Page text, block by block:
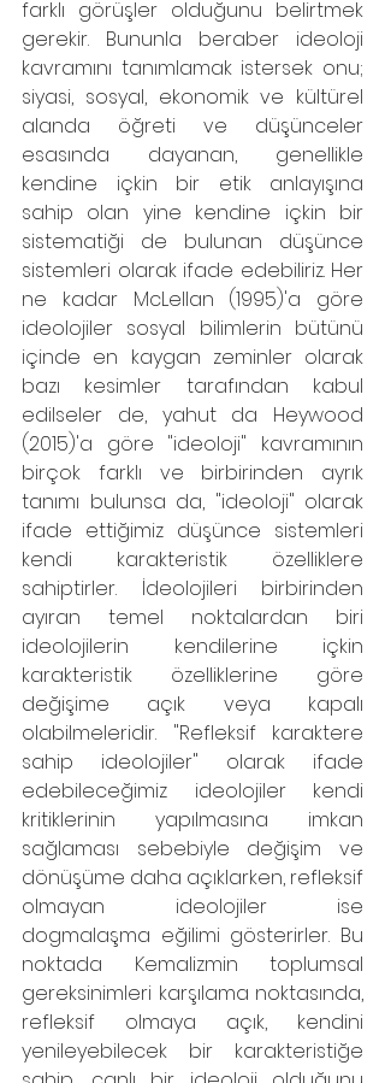
farklı görüşler olduğunu belirtmek
gerekir. Bununla beraber ideoloji
kavramını tanımlamak istersek onu;
siyasi, sosyal, ekonomik ve kültürel
alanda öğreti ve düşünceler
esasında dayanan, genellikle
kendine içkin bir etik anlayışına
sahip olan yine kendine içkin bir
sistematiği de bulunan düşünce
sistemleri olarak ifade edebiliriz. Her
ne kadar McLellan (1995)'a göre
ideolojiler sosyal bilimlerin bütünü
içinde en kaygan zeminler olarak
bazı kesimler tarafından kabul
edilseler de, yahut da Heywood
(2015)'a göre "ideoloji" kavramının
birçok farklı ve birbirinden ayrık
tanımı bulunsa da, "ideoloji" olarak
ifade ettiğimiz düşünce sistemleri
kendi karakteristik özelliklere
sahiptirler. İdeolojileri birbirinden
ayıran temel noktalardan biri
ideolojilerin kendilerine içkin
karakteristik özelliklerine göre
değişime açık veya kapalı
olabilmeleridir. "Refleksif karaktere
sahip ideolojiler" olarak ifade
edebileceğimiz ideolojiler kendi
kritiklerinin yapılmasına imkan
sağlaması sebebiyle değişim ve
dönüşüme daha açıklarken, refleksif
olmayan ideolojiler ise
dogmalaşma eğilimi gösterirler. Bu
noktada Kemalizmin toplumsal
gereksinimleri karşılama noktasında,
refleksif olmaya açık, kendini
yenileyebilecek bir karakteristiğe